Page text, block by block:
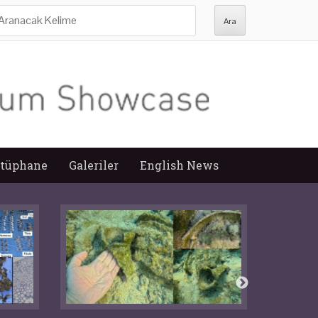
Galeriler English News